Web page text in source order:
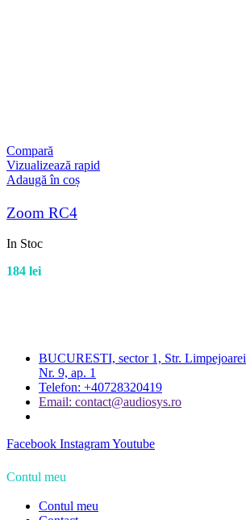
Compară
Vizualizează rapid
Adaugă în coș
Zoom RC4
In Stoc
184 lei
BUCURESTI, sector 1, Str. Limpejoarei
Nr. 9, ap. 1
Telefon: +40728320419
Email: contact@audiosys.ro
Facebook InstagramYoutube
Contul meu
Contul meu